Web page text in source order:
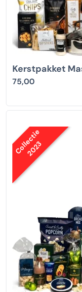
Kerstpakket
75,00
Collectie
2023